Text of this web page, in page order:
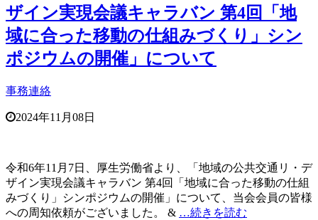
ザイン実現会議キャラバン 第4回「地
域に合った移動の仕組みづくり」シン
ポジウムの開催」について
事務連絡
2024年11月08日
令和6年11月7日、厚生労働省より、「地域の公共交通リ・デ
ザイン実現会議キャラバン 第4回「地域に合った移動の仕組
みづくり」シンポジウムの開催」について、当会会員の皆様
への周知依頼がございました。 & …続きを読む